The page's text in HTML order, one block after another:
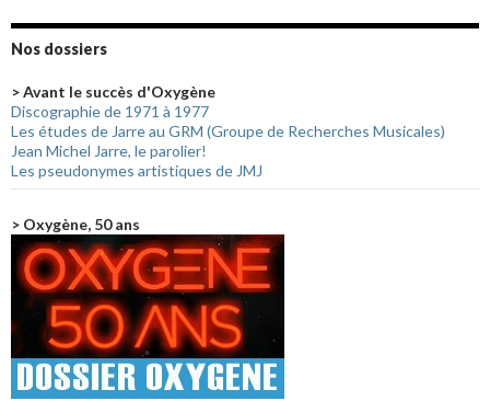
Nos dossiers
> Avant le succès d'Oxygène
Discographie de 1971 à 1977
Les études de Jarre au GRM (Groupe de Recherches Musicales)
Jean Michel Jarre, le parolier!
Les pseudonymes artistiques de JMJ
> Oxygène, 50 ans